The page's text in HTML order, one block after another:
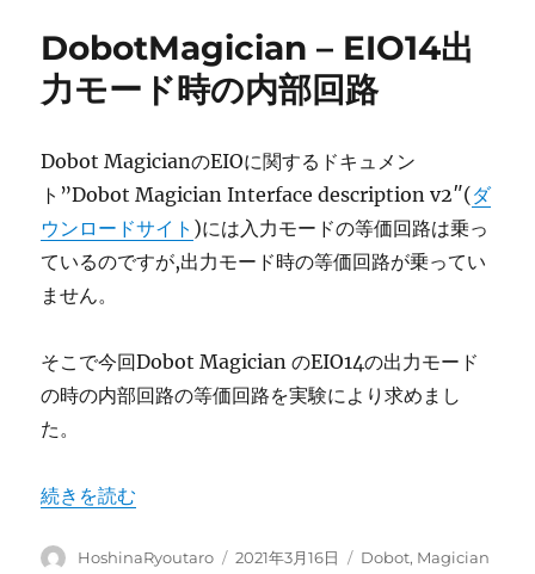
DobotMagician – EIO14出
力モード時の内部回路
Dobot MagicianのEIOに関するドキュメン
ト”Dobot Magician Interface description v2″(ダ
ウンロードサイト )には入力モードの等価回路は乗っ
ているのですが,出力モード時の等価回路が乗ってい
ません。
そこで今回Dobot Magician のEIO14の出力モード
の時の内部回路の等価回路を実験により求めまし
た。
“DobotMagician – EIO14出力モード時の内部回路” の
続きを読む
投
HoshinaRyoutaro
投
2021年3月16日
カ
Dobot, Magician